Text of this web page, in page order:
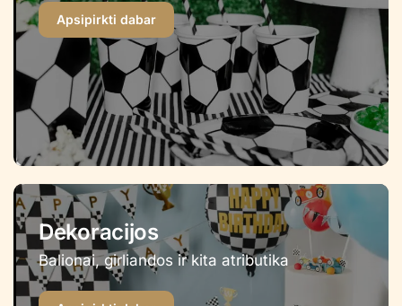
Apsipirkti dabar
Dekoracijos
Balionai, girliandos ir kita atributika